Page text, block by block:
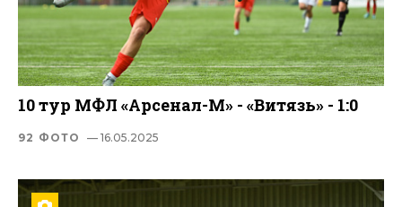
10 тур МФЛ «Арсенал-М» - «Витязь» - 1:0
92 ФОТО — 16.05.2025